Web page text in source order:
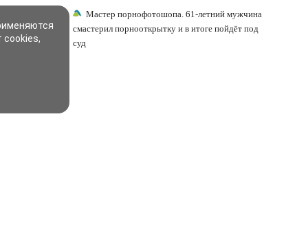
Мастер порнофотошопа. 61-летний мужчина
смастерил порнооткрытку и в итоге пойдёт под
суд
cookies,